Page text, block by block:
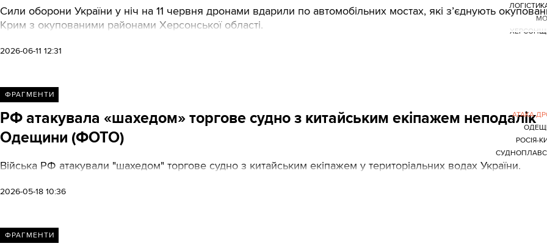
Сили оборони України у ніч на 11 червня дронами вдарили по автомобільних мостах, які з’єднують
Крим з окупованими районами Херсонської області.
2026-06-11 12:31
ФРАГМЕНТИ
РФ атакувала «шахедом» торгове судно з китайським екіпажем неподалік
Одещини (ФОТО)
Війська РФ атакували "шахедом" торгове судно з китайським екіпажем у територіальних водах України.
2026-05-18 10:36
АТАКА
РОСІЯ-
ФРАГМЕНТИ